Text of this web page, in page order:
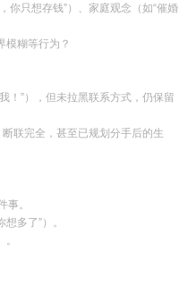
你只想存钱”）、家庭观念（如“催婚
模糊等行为？
！”），但未拉黑联系方式，仍保留
联完全，甚至已规划分手后的生
事。
多了”）。